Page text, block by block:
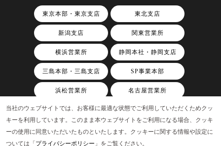
東京本部・東京支店 東北支店
新潟支店 関東営業所
横浜営業所 静岡本社・静岡支店
三島本部・三島支店 SP事業本部
浜松営業所 名古屋営業所
関西支店
当社のウェブサイトでは、お客様に最適な状態でご利用していただくためクッ
キーを利用しています。このまま本ウェブサイトをご利用になる場合、クッキ
ーの使用に同意いただいたものといたします。クッキーに関する情報や設定に
ついては「 プライバシーポリシー 」をご覧ください。